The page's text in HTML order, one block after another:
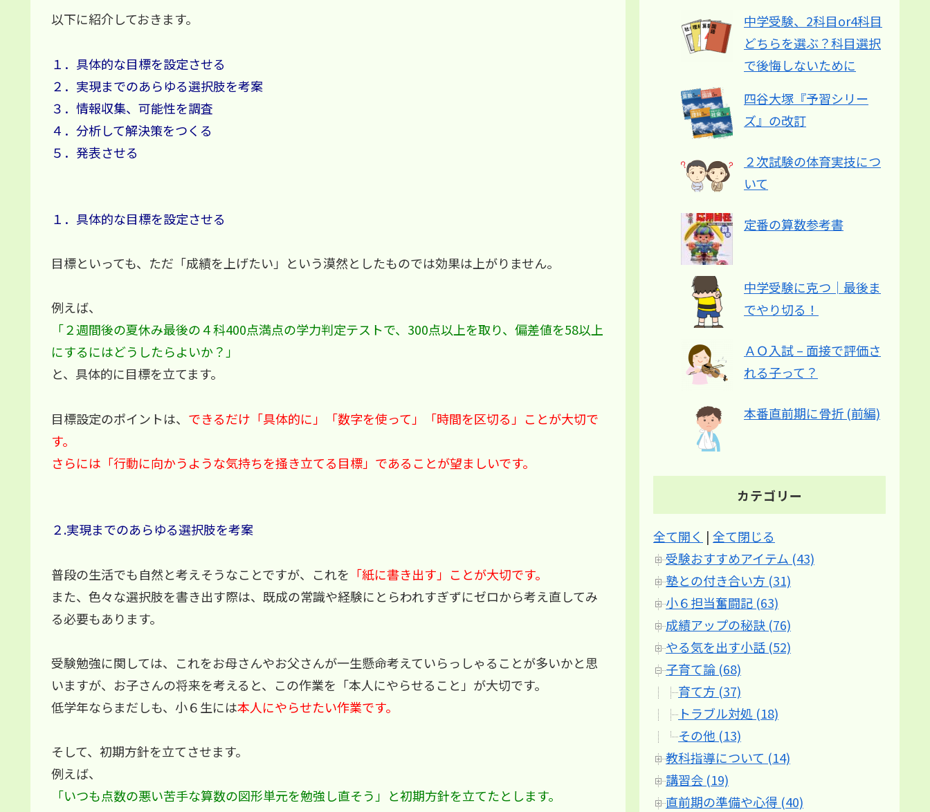
以下に紹介しておきます。
１．具体的な目標を設定させる
２．実現までのあらゆる選択肢を考案
３．情報収集、可能性を調査
４．分析して解決策をつくる
５．発表させる
１．具体的な目標を設定させる
目標といっても、ただ「成績を上げたい」という漠然としたものでは効果は上がりません。
例えば、
「２週間後の夏休み最後の４科400点満点の学力判定テストで、300点以上を取り、偏差値を58以上
にするにはどうしたらよいか？」
と、具体的に目標を立てます。
目標設定のポイントは、 できるだけ「具体的に」「数字を使って」「時間を区切る」ことが大切で
す。
さらには「行動に向かうような気持ちを掻き立てる目標」であることが望ましいです。
２.実現までのあらゆる選択肢を考案
普段の生活でも自然と考えそうなことですが、これを 「紙に書き出す」ことが大切です。
また、色々な選択肢を書き出す際は、既成の常識や経験にとらわれすぎずにゼロから考え直してみ
る必要もあります。
受験勉強に関しては、これをお母さんやお父さんが一生懸命考えていらっしゃることが多いかと思
いますが、お子さんの将来を考えると、この作業を「本人にやらせること」が大切です。
低学年ならまだしも、小６生には本人にやらせたい作業です。
そして、初期方針を立てさせます。
例えば、
「いつも点数の悪い苦手な算数の図形単元を勉強し直そう」と初期方針を立てたとします。
中学受験、2科目or4科目
どちらを選ぶ？科目選択
で後悔しないために
四谷大塚『予習シリー
ズ』の改訂
２次試験の体育実技につ
いて
定番の算数参考書
中学受験に克つ│最後ま
でやり切る！
ＡＯ入試 – 面接で評価さ
れる子って？
本番直前期に骨折 (前編)
カテゴリー
全て開く | 全て閉じる
受験おすすめアイテム (43)
塾との付き合い方 (31)
小６担当奮闘記 (63)
成績アップの秘訣 (76)
やる気を出す小話 (52)
子育て論 (68)
育て方 (37)
トラブル対処 (18)
その他 (13)
教科指導について (14)
講習会 (19)
直前期の準備や心得 (40)